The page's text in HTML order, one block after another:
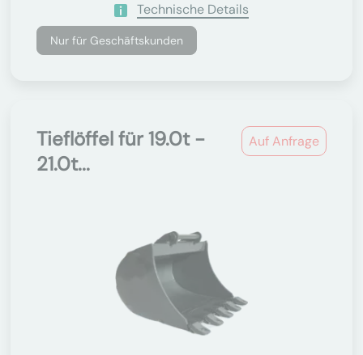
Technische Details
Nur für Geschäftskunden
Auf Anfrage
Tieflöffel für 19.0t -
21.0t...